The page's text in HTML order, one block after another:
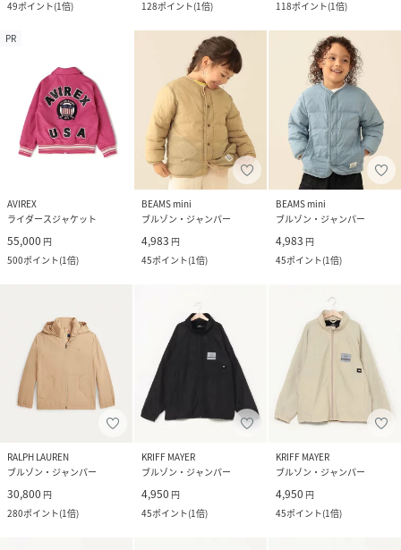
49ポイント(1倍) 128ポイント(1倍) 118ポイント(1倍)
PR
AVIREX
ライダースジャケット
55,000 円
500ポイント(1倍)
BEAMS mini
ブルゾン・ジャンパー
4,983 円
45ポイント(1倍)
BEAMS mini
ブルゾン・ジャンパー
4,983 円
45ポイント(1倍)
RALPH LAUREN
ブルゾン・ジャンパー
30,800 円
280ポイント(1倍)
KRIFF MAYER
ブルゾン・ジャンパー
4,950 円
45ポイント(1倍)
KRIFF MAYER
ブルゾン・ジャンパー
4,950 円
45ポイント(1倍)